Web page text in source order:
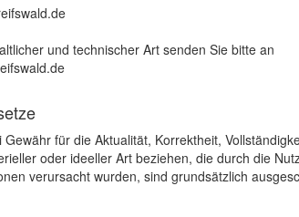
und technischer Art senden Sie bitte an
für die Aktualität, Korrektheit,
oder ideeller Art beziehen, die durch die
verursacht wurden, sind grundsätzlich